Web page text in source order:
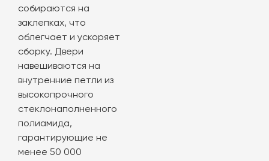
собираются на
заклепках, что
облегчает и ускоряет
сборку. Двери
навешиваются на
внутренние петли из
высокопрочного
стеклонаполненного
полиамида,
гарантирующие не
менее 50 000